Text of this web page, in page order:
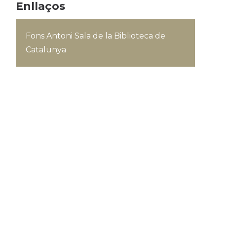
Enllaços
Fons Antoni Sala de la Biblioteca de
Catalunya